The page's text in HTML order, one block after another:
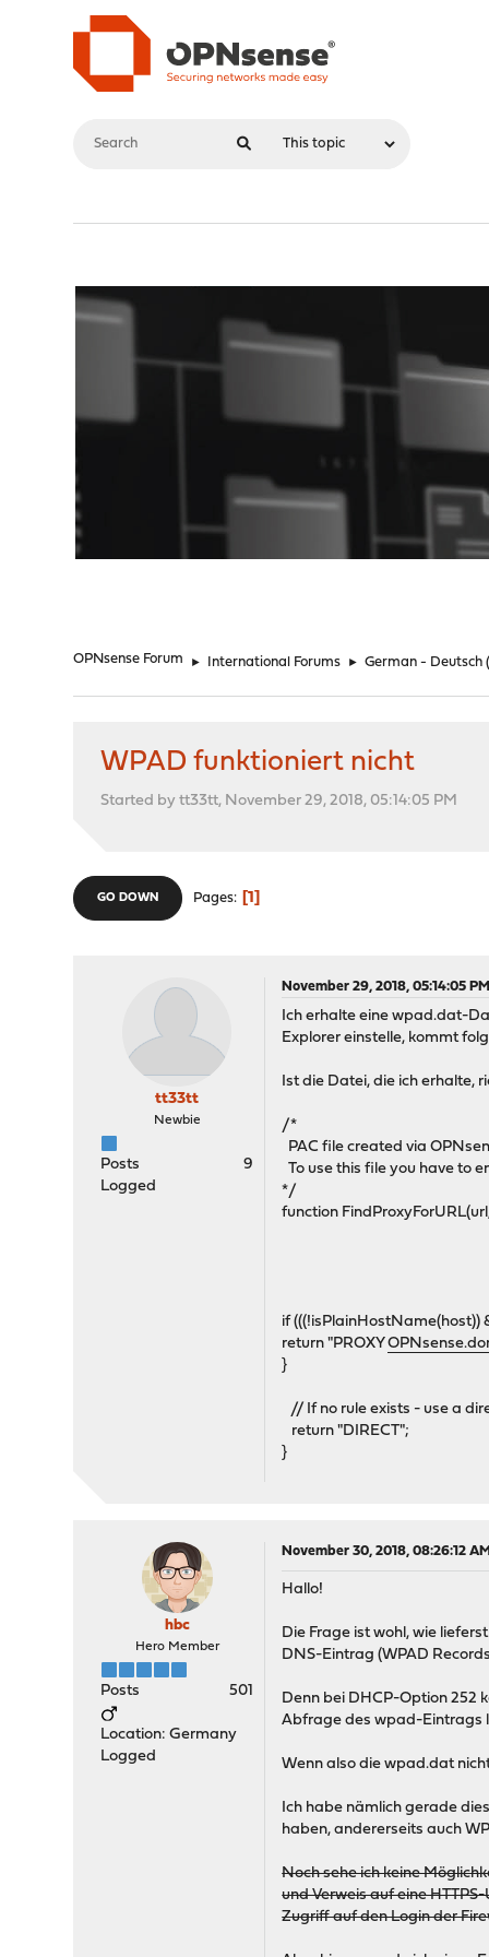
OPNsense Forum ► International Forums ► German - Deutsch
WPAD funktioniert nicht
Started by tt33tt, November 29, 2018, 05:14:05 PM
GO DOWN Pages 1
tt33tt
Newbie
Posts
9
Logged
November 29, 2018, 05:14:05
Ich erhalte eine wpad.dat-
Explorer einstelle, kommt
Ist die Datei, die ich erhalte,
/*
PAC file created via
To use this file you have to
*/
function
if (((!isPlainHostName(host))
return "PROXY
}
// If no rule exists - use a
return "DIRECT";
}
hbc
Hero Member
Posts 501
Location: Germany
Logged
November 30, 2018, 08:26:12
Hallo!
Die Frage ist wohl, wie
DNS-Eintrag (WPAD
Denn bei DHCP-Option 252
Abfrage des wpad-Eintrags
Wenn also die wpad.dat
Ich habe nämlich gerade
haben, andererseits auch
Noch sehe ich keine
und Verweis auf eine
Zugriff auf den Login der